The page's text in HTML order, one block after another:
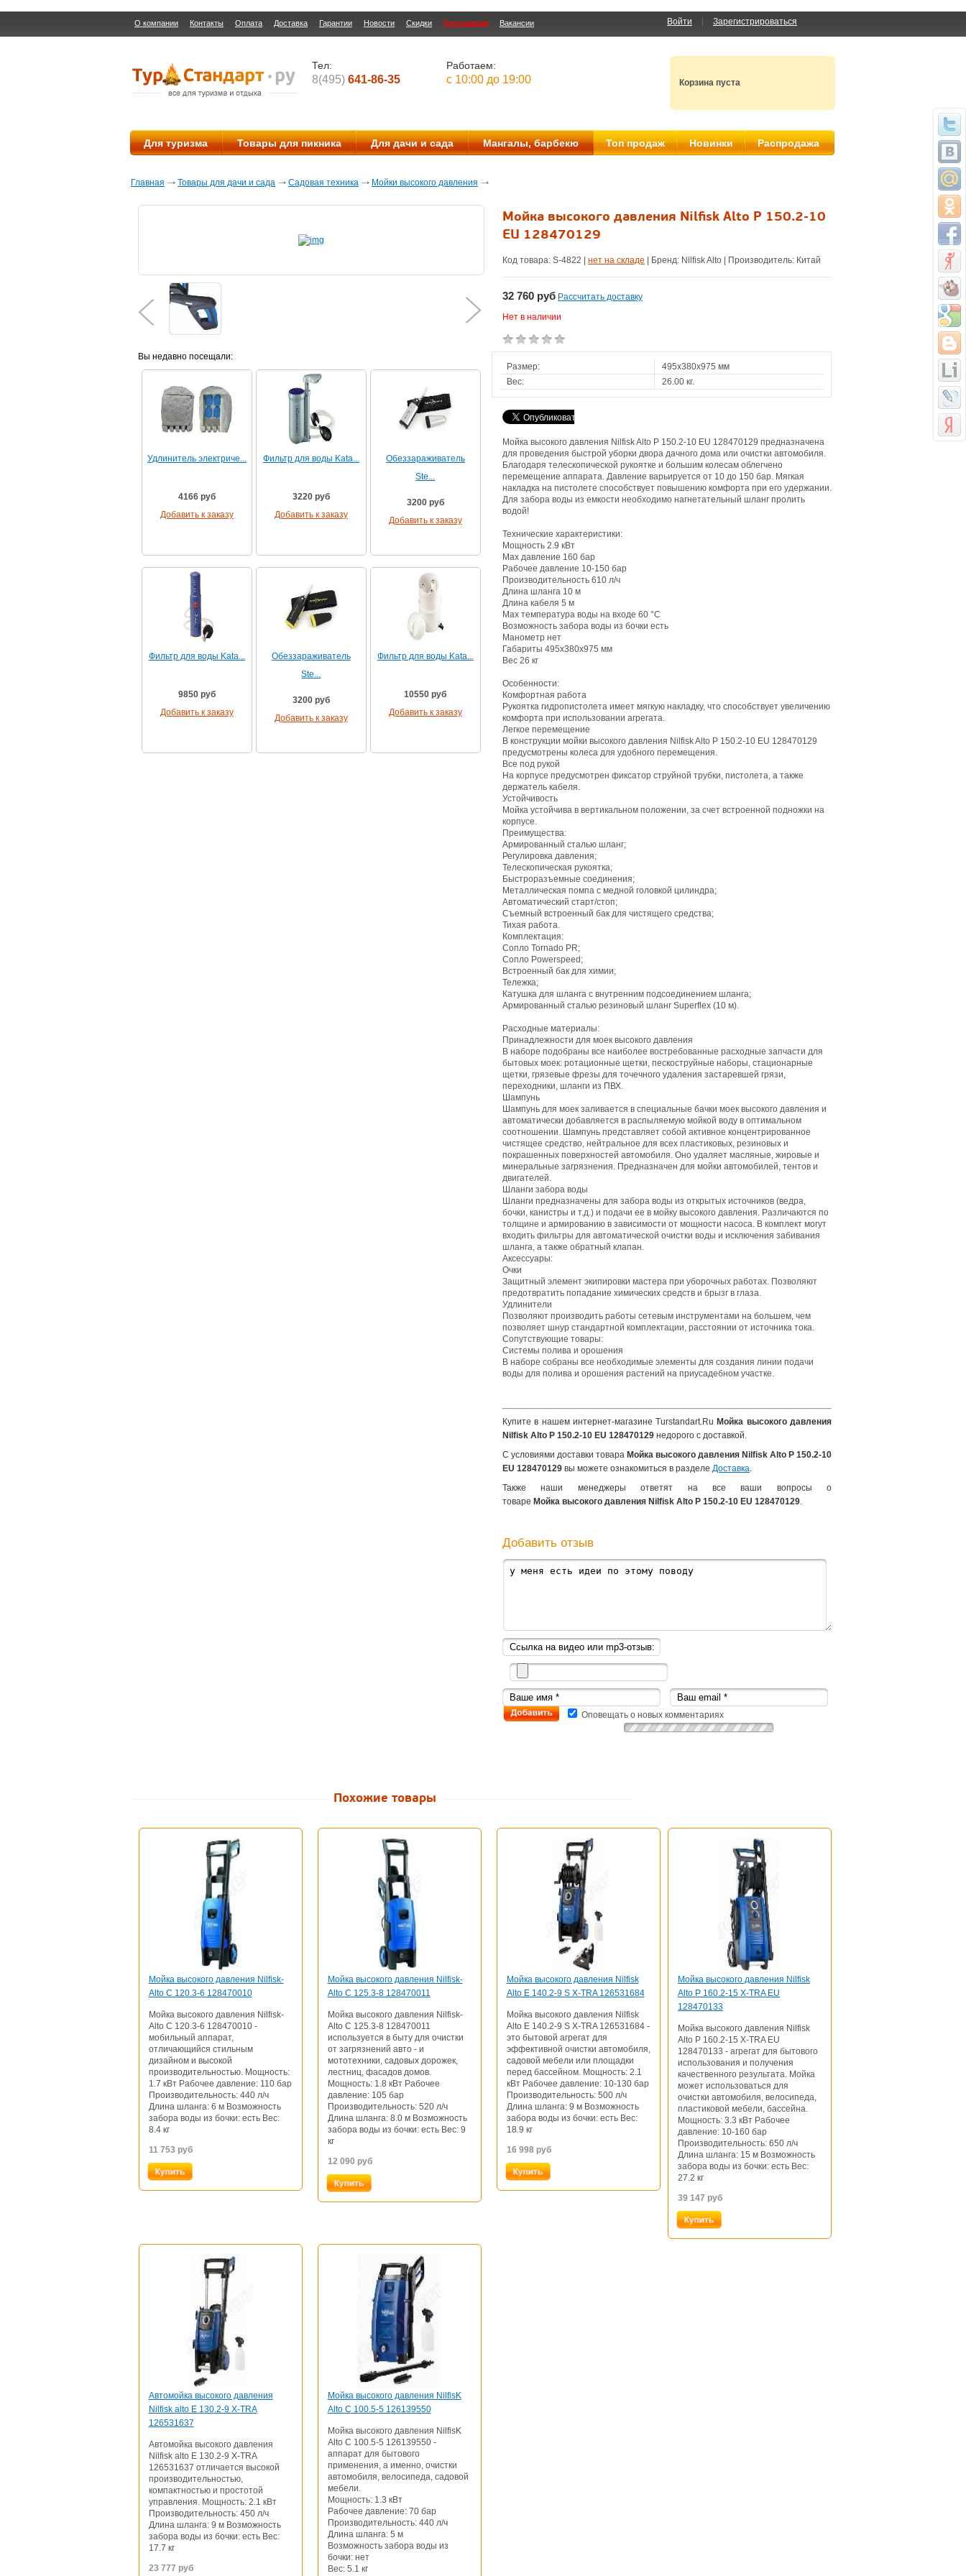
Войти Зарегистрироваться
О компании Контакты Оплата Доставка Гарантии Новости Скидки Оптовикам Вакансии
Тел:
8(495) 641-86-35
Работаем:
с 10:00 до 19:00 Корзина пуста
Для туризма Товары для пикника Для дачи и сада Мангалы, барбекю Топ продаж Новинки Распродажа
Главная Товары для дачи и сада Садовая техника Мойки высокого давления
Вы недавно посещали:
Удлинитель электриче...
4166 руб
Добавить к заказу
Фильтр для воды Kata...
3220 руб
Добавить к заказу
Обеззараживатель
Ste...
3200 руб
Добавить к заказу
Фильтр для воды Kata...
9850 руб
Добавить к заказу
Обеззараживатель
Ste...
3200 руб
Добавить к заказу
Фильтр для воды Kata...
10550 руб
Добавить к заказу
Мойка высокого давления Nilfisk Alto P 150.2-10
EU 128470129
Код товара: S-4822 нет на складе | Бренд: Nilfisk Alto | Производитель: Китай
32 760 руб Рассчитать доставку
Нет в наличии
Размер:
495х380х975 мм
Вес:
26.00 кг.
Мойка высокого давления Nilfisk Alto P 150.2-10 EU 128470129 предназначена
для проведения быстрой уборки двора дачного дома или очистки автомобиля.
Благодаря телескопической рукоятке и большим колесам облегчено
перемещение аппарата. Давление варьируется от 10 до 150 бар. Мягкая
накладка на пистолете способствует повышению комфорта при его удержании.
Для забора воды из емкости необходимо нагнетательный шланг пролить
водой!
Технические характеристики:
Мощность 2.9 кВт
Max давление 160 бар
Рабочее давление 10-150 бар
Производительность 610 л/ч
Длина шланга 10 м
Длина кабеля 5 м
Max температура воды на входе 60 °С
Возможность забора воды из бочки есть
Манометр нет
Габариты 495х380х975 мм
Вес 26 кг
Особенности:
Комфортная работа
Рукоятка гидропистолета имеет мягкую накладку, что способствует увеличению
комфорта при использовании агрегата.
Легкое перемещение
В конструкции мойки высокого давления Nilfisk Alto P 150.2-10 EU 128470129
предусмотрены колеса для удобного перемещения.
Все под рукой
На корпусе предусмотрен фиксатор струйной трубки, пистолета, а также
держатель кабеля.
Устойчивость
Мойка устойчива в вертикальном положении, за счет встроенной подножки на
корпусе.
Преимущества:
Армированный сталью шланг;
Регулировка давления;
Телескопическая рукоятка;
Быстроразъемные соединения;
Металлическая помпа с медной головкой цилиндра;
Автоматический старт/стоп;
Съемный встроенный бак для чистящего средства;
Тихая работа.
Комплектация:
Сопло Tornado PR;
Сопло Powerspeed;
Встроенный бак для химии;
Тележка;
Катушка для шланга с внутренним подсоединением шланга;
Армированный сталью резиновый шланг Superflex (10 м).
Расходные материалы:
Принадлежности для моек высокого давления
В наборе подобраны все наиболее востребованные расходные запчасти для
бытовых моек: ротационные щетки, пескоструйные наборы, стационарные
щетки, грязевые фрезы для точечного удаления застаревшей грязи,
переходники, шланги из ПВХ.
Шампунь
Шампунь для моек заливается в специальные бачки моек высокого давления и
автоматически добавляется в распыляемую мойкой воду в оптимальном
соотношении. Шампунь представляет собой активное концентрированное
чистящее средство, нейтральное для всех пластиковых, резиновых и
покрашенных поверхностей автомобиля. Оно удаляет масляные, жировые и
минеральные загрязнения. Предназначен для мойки автомобилей, тентов и
двигателей.
Шланги забора воды
Шланги предназначены для забора воды из открытых источников (ведра,
бочки, канистры и т.д.) и подачи ее в мойку высокого давления. Различаются по
толщине и армированию в зависимости от мощности насоса. В комплект могут
входить фильтры для автоматической очистки воды и исключения забивания
шланга, а также обратный клапан.
Аксессуары:
Очки
Защитный элемент экипировки мастера при уборочных работах. Позволяют
предотвратить попадание химических средств и брызг в глаза.
Удлинители
Позволяют производить работы сетевым инструментами на большем, чем
позволяет шнур стандартной комплектации, расстоянии от источника тока.
Сопутствующие товары:
Системы полива и орошения
В наборе собраны все необходимые элементы для создания линии подачи
воды для полива и орошения растений на приусадебном участке.
Купите в нашем интернет-магазине Turstandart.Ru Мойка высокого давления
Nilfisk Alto P 150.2-10 EU 128470129 недорого с доставкой.
С условиями доставки товара Мойка высокого давления Nilfisk Alto P 150.2-10
EU 128470129 вы можете ознакомиться в разделе Доставка.
Также наши менеджеры ответят на все ваши вопросы о
товаре Мойка высокого давления Nilfisk Alto P 150.2-10 EU 128470129.
Добавить отзыв
Оповещать о новых комментариях
Похожие товары
Мойка высокого давления Nilfisk-
Alto C 120.3-6 128470010
Мойка высокого давления Nilfisk-
Alto C 120.3-6 128470010 -
мобильный аппарат,
отличающийся стильным
дизайном и высокой
производительностью. Мощность:
1.7 кВт Рабочее давление: 110 бар
Производительность: 440 л/ч
Длина шланга: 6 м Возможность
забора воды из бочки: есть Вес:
8.4 кг
11 753 руб
Мойка высокого давления Nilfisk-
Alto C 125.3-8 128470011
Мойка высокого давления Nilfisk-
Alto C 125.3-8 128470011
используется в быту для очистки
от загрязнений авто - и
мототехники, садовых дорожек,
лестниц, фасадов домов.
Мощность: 1.8 кВт Рабочее
давление: 105 бар
Производительность: 520 л/ч
Длина шланга: 8.0 м Возможность
забора воды из бочки: есть Вес: 9
кг
12 090 руб
Мойка высокого давления Nilfisk
Alto E 140.2-9 S X-TRA 126531684
Мойка высокого давления Nilfisk
Alto E 140.2-9 S X-TRA 126531684 -
это бытовой агрегат для
эффективной очистки автомобиля,
садовой мебели или площадки
перед бассейном. Мощность: 2.1
кВт Рабочее давление: 10-130 бар
Производительность: 500 л/ч
Длина шланга: 9 м Возможность
забора воды из бочки: есть Вес:
18.9 кг
16 998руб
Мойка высокого давления Nilfisk
Alto P 160.2-15 X-TRA EU
128470133
Мойка высокого давления Nilfisk
Alto P 160.2-15 X-TRA EU
128470133 - агрегат для бытового
использования и получения
качественного результата. Мойка
может использоваться для
очистки автомобиля, велосипеда,
пластиковой мебели, бассейна.
Мощность: 3.3 кВт Рабочее
давление: 10-160 бар
Производительность: 650 л/ч
Длина шланга: 15 м Возможность
забора воды из бочки: есть Вес:
27.2 кг
39 147 руб
Автомойка высокого давления
Nilfisk alto E 130.2-9 X-TRA
126531637
Автомойка высокого давления
Nilfisk alto E 130.2-9 X-TRA
126531637 отличается высокой
производительностью,
компактностью и простотой
управления. Мощность: 2.1 кВт
Производительность: 450 л/ч
Длина шланга: 9 м Возможность
забора воды из бочки: есть Вес:
17.7 кг
23 777 руб
Мойка высокого давления NilfisK
Alto C 100.5-5 126139550
Мойка высокого давления NilfisK
Alto C 100.5-5 126139550 -
аппарат для бытового
применения, а именно, очистки
автомобиля, велосипеда, садовой
мебели.
Мощность: 1.3 кВт
Рабочее давление: 70 бар
Производительность: 440 л/ч
Длина шланга: 5 м
Возможность забора воды из
бочки: нет
Вес: 5.1 кг